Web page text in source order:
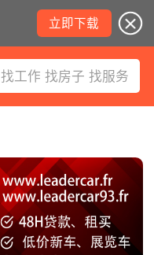
立即下载
找工作 找房子 找服务